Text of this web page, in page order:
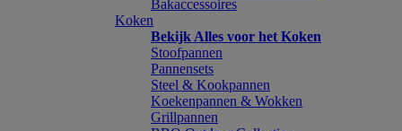
Bakaccessoires
Koken
Bekijk Alles voor het Koken
Stoofpannen
Pannensets
Steel & Kookpannen
Koekenpannen & Wokken
Grillpannen